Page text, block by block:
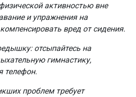
активностью вне
и упражнения на
вред от сидения.
отсыпайтесь на
гимнастику,
телефон.
проблем требует